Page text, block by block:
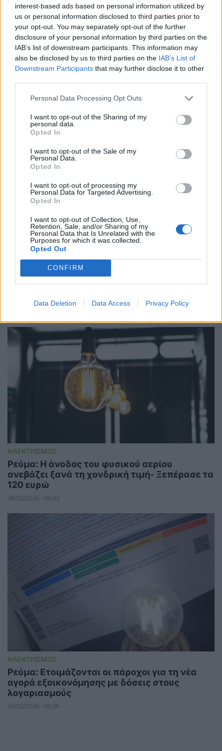
interest-based ads based on personal information utilized by
us or personal information disclosed to third parties prior to
your opt-out. You may separately opt-out of the further
disclosure of your personal information by third parties on the
IAB’s list of downstream participants. This information may
also be disclosed by us to third parties on the IAB’s List of
Downstream Participants that may further disclose it to other
Personal Data Processing Opt Outs
I want to opt-out of the Sharing of my
personal data.
Opted In
I want to opt-out of the Sale of my
Personal Data.
Opted In
I want to opt-out of processing my
Personal Data for Targeted Advertising.
Opted In
I want to opt-out of Collection, Use,
Retention, Sale, and/or Sharing of my
Personal Data that Is Unrelated with the
Purposes for which it was collected.
Opted Out
CONFIRM
Data Deletion Data Access Privacy Policy
ΗΛΕΚΤΡΙΣΜΟΣ
διαφωνία για το ρεύμα
26/05/2026 - 08:04
ΠΕΡΙΒΑΛΛΟΝ
Αυξάνονται οι πιθανότητες για «Super El
Niño»: Τι σημαίνει για τον καιρό
ΗΛΕΚΤΡΙΣΜΟΣ
Ρεύμα: Η άνοδος του φυσικού αερίου
ανεβάζει ξανά τη χονδρική τιμή- Ξεπέρασε τα
120 ευρώ
08/05/2026 - 08:02
ΗΛΕΚΤΡΙΣΜΟΣ
Ρεύμα: Ετοιμάζονται οι πάροχοι για τη νέα
αγορά εξοικονόμησης με δόσεις στους
λογαριασμούς
04/05/2026 - 08:06